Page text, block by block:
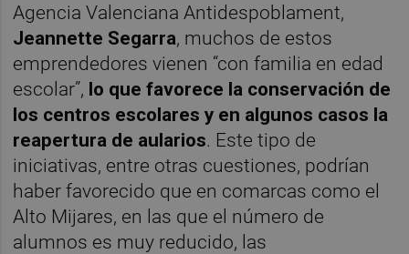
Agencia Valenciana Antidespoblament,
Jeannette Segarra, muchos de estos
emprendedores vienen “con familia en edad
escolar”, lo que favorece la conservación de
los centros escolares y en algunos casos la
reapertura de aularios. Este tipo de
iniciativas, entre otras cuestiones, podrían
haber favorecido que en comarcas como el
Alto Mijares, en las que el número de
alumnos es muy reducido, las